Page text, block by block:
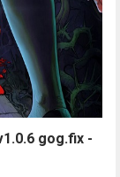
gog.fix -